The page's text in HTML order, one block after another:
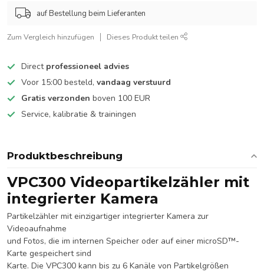
auf Bestellung beim Lieferanten
Zum Vergleich hinzufügen Dieses Produkt teilen
Direct professioneel advies
Voor 15:00 besteld, vandaag verstuurd
Gratis verzonden boven 100 EUR
Service, kalibratie & trainingen
Produktbeschreibung
VPC300 Videopartikelzähler mit
integrierter Kamera
Partikelzähler mit einzigartiger integrierter Kamera zur
Videoaufnahme
und Fotos, die im internen Speicher oder auf einer microSD™-
Karte gespeichert sind
Karte. Die VPC300 kann bis zu 6 Kanäle von Partikelgrößen